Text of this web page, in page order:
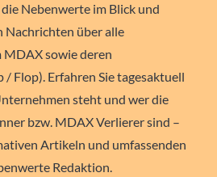
Nebenwerte im Blick und
Nachrichten über alle
MDAX sowie deren
Flop). Erfahren Sie tagesaktuell
steht und wer die
bzw. MDAX Verlierer sind –
Artikeln und umfassenden
Redaktion.